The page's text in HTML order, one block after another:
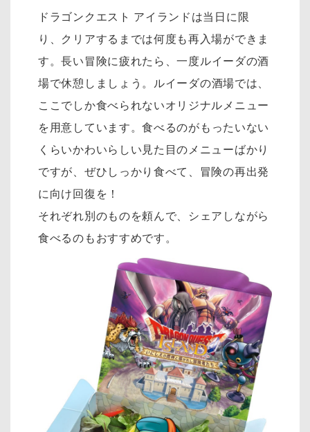
ドラゴンクエスト アイランドは当日に限
り、クリアするまでは何度も再入場ができま
す。長い冒険に疲れたら、一度ルイーダの酒
場で休憩しましょう。 ルイーダの酒場では、
ここでしか食べられないオリジナルメニュー
を用意しています。食べるのがもったいない
くらいかわいらしい見た目のメニューばかり
ですが、ぜひしっかり食べて、冒険の再出発
に向け回復を！
それぞれ別のものを頼んで、シェアしながら
食べるのもおすすめです。